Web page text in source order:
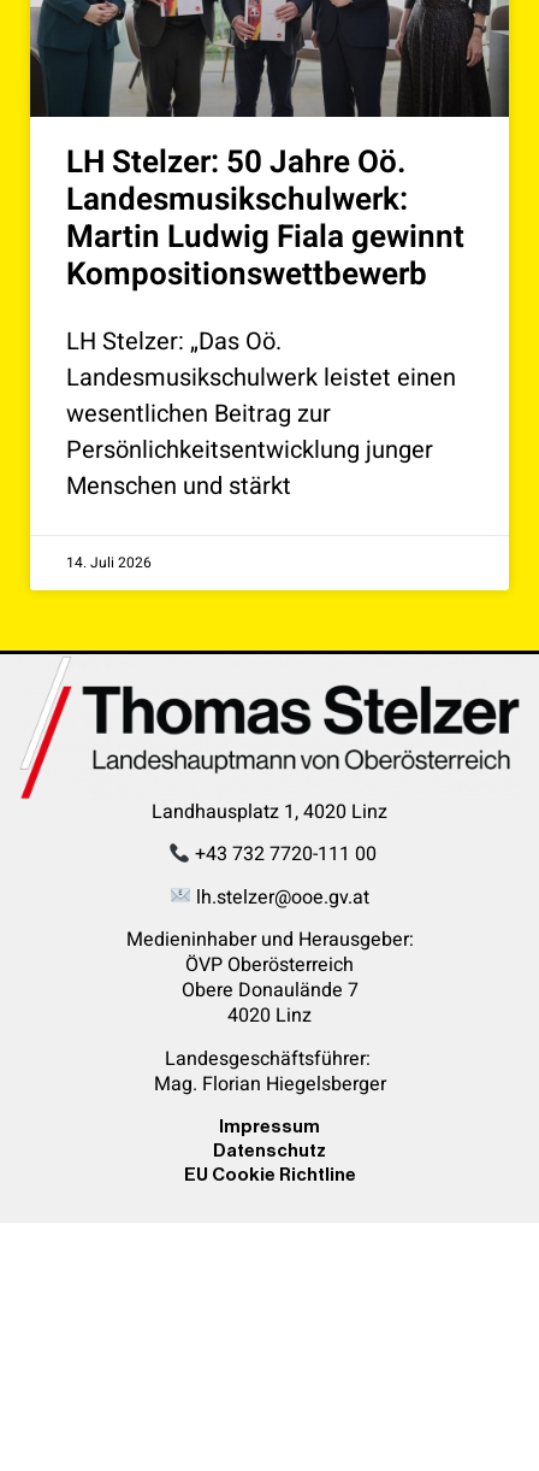
LH Stelzer: 50 Jahre Oö.
Landesmusikschulwerk:
Martin Ludwig Fiala gewinnt
Kompositionswettbewerb
LH Stelzer: „Das Oö.
Landesmusikschulwerk leistet einen
wesentlichen Beitrag zur
Persönlichkeitsentwicklung junger
Menschen und stärkt
14. Juli 2026
Landhausplatz 1, 4020 Linz
+43 732 7720-111 00
lh.stelzer@ooe.gv.at
Medieninhaber und Herausgeber:
ÖVP Oberösterreich
Obere Donaulände 7
4020 Linz
Landesgeschäftsführer:
Mag. Florian Hiegelsberger
Impressum
Datenschutz
EU Cookie Richtline